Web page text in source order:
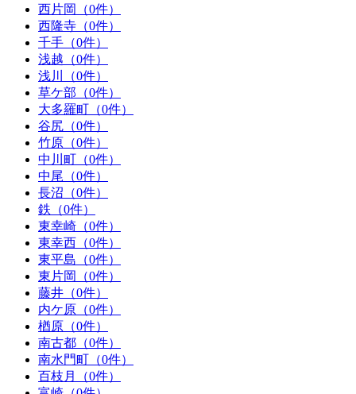
西片岡（0件）
西隆寺（0件）
千手（0件）
浅越（0件）
浅川（0件）
草ケ部（0件）
大多羅町（0件）
谷尻（0件）
竹原（0件）
中川町（0件）
中尾（0件）
長沼（0件）
鉄（0件）
東幸崎（0件）
東幸西（0件）
東平島（0件）
東片岡（0件）
藤井（0件）
内ケ原（0件）
楢原（0件）
南古都（0件）
南水門町（0件）
百枝月（0件）